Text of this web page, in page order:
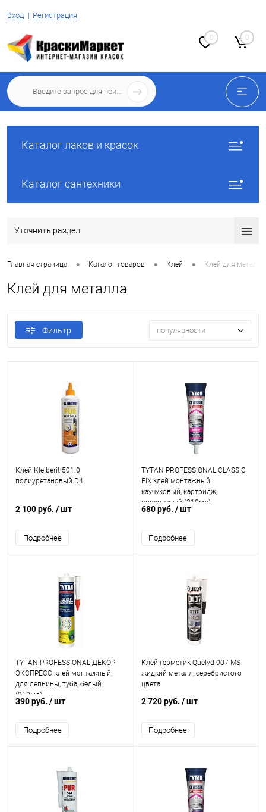
Вход Регистрация
0 0
Каталог лаков и красок
Каталог сантехники
Уточнить раздел
Главная страница • Каталог товаров • Клей • Клей для металла
Клей для металла
Фильтр популярности
Клей Kleiberit 501.0
полиуретановый D4
2 100 руб. / шт
Подробнее
TYTAN PROFESSIONAL CLASSIC
FIX клей монтажный
каучуковый, картридж,
прозрачный (310мл)
680 руб. / шт
Подробнее
TYTAN PROFESSIONAL ДЕКОР
ЭКСПРЕСС клей монтажный,
для лепнины, туба, белый
(210мл)
390 руб. / шт
Подробнее
Клей герметик Quelyd 007 MS
жидкий металл, серебристого
цвета
2 720 руб. / шт
Подробнее